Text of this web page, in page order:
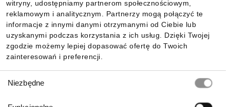
witryny, udostępniamy partnerom społecznościowym,
reklamowym i analitycznym. Partnerzy mogą połączyć te
informacje z innymi danymi otrzymanymi od Ciebie lub
uzyskanymi podczas korzystania z ich usług. Dzięki Twojej
zgodzie możemy lepiej dopasować ofertę do Twoich
zainteresowań i preferencji.
zgody
Niezbędne
Pobierz naszą aplikację mobilną: